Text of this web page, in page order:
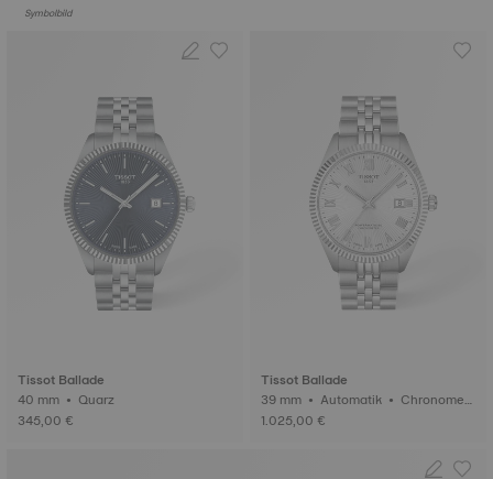
Symbolbild
Tissot Ballade
40 mm • Quarz
345,00 €
Tissot Ballade
39 mm • Automatik • Chronomet
er (COSC)
1.025,00 €